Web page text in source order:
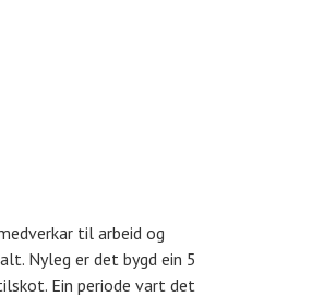
til arbeid og
Nyleg er det bygd ein 5
Ein periode vart det